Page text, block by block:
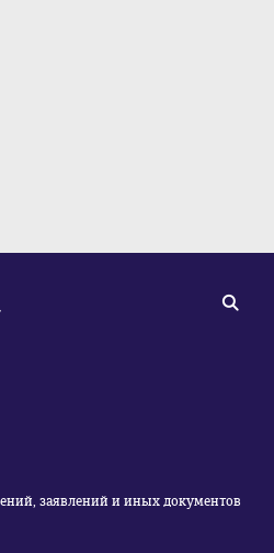
заявлений и иных документов